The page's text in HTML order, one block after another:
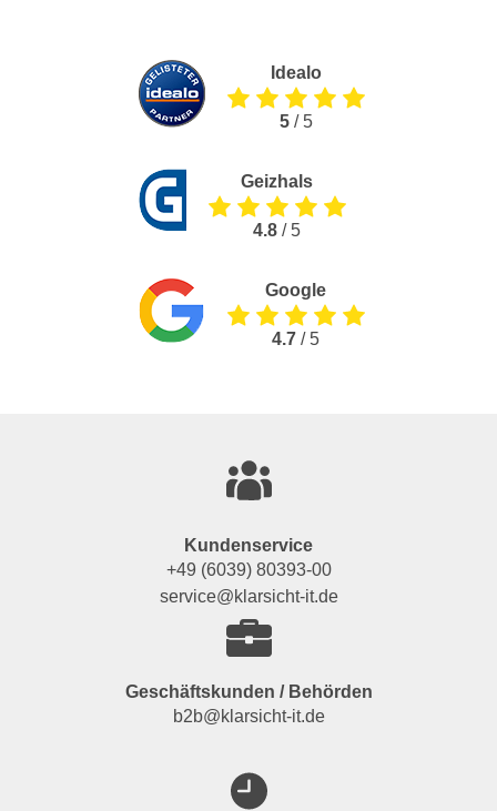
Idealo
5/ 5
Geizhals
4.8 / 5
Google
4.7 / 5
Kundenservice
+49 (6039) 80393-00
service@klarsicht-it.de
Geschäftskunden / Behörden
b2b@klarsicht-it.de